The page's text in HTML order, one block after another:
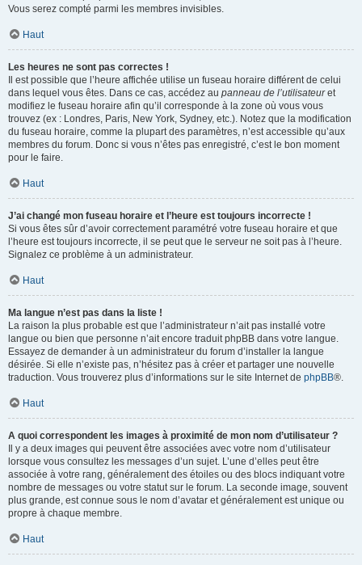
Vous serez compté parmi les membres invisibles.
Haut
Les heures ne sont pas correctes !
Il est possible que l’heure affichée utilise un fuseau horaire différent de celui
dans lequel vous êtes. Dans ce cas, accédez au panneau de l’utilisateuret
modifiez le fuseau horaire afin qu’il corresponde à la zone où vous vous
trouvez (ex : Londres, Paris, New York, Sydney, etc.). Notez que la modification
du fuseau horaire, comme la plupart des paramètres, n’est accessible qu’aux
membres du forum. Donc si vous n’êtes pas enregistré, c’est le bon moment
pour le faire.
Haut
J’ai changé mon fuseau horaire et l’heure est toujours incorrecte !
Si vous êtes sûr d’avoir correctement paramétré votre fuseau horaire et que
l’heure est toujours incorrecte, il se peut que le serveur ne soit pas à l’heure.
Signalez ce problème à un administrateur.
Haut
Ma langue n’est pas dans la liste !
La raison la plus probable est que l’administrateur n’ait pas installé votre
langue ou bien que personne n’ait encore traduit phpBB dans votre langue.
Essayez de demander à un administrateur du forum d’installer la langue
désirée. Si elle n’existe pas, n’hésitez pas à créer et partager une nouvelle
traduction. Vous trouverez plus d’informations sur le site Internet de phpBB®.
Haut
A quoi correspondent les images à proximité de mon nom d’utilisateur ?
Il y a deux images qui peuvent être associées avec votre nom d’utilisateur
lorsque vous consultez les messages d’un sujet. L’une d’elles peut être
associée à votre rang, généralement des étoiles ou des blocs indiquant votre
nombre de messages ou votre statut sur le forum. La seconde image, souvent
plus grande, est connue sous le nom d’avatar et généralement est unique ou
propre à chaque membre.
Haut